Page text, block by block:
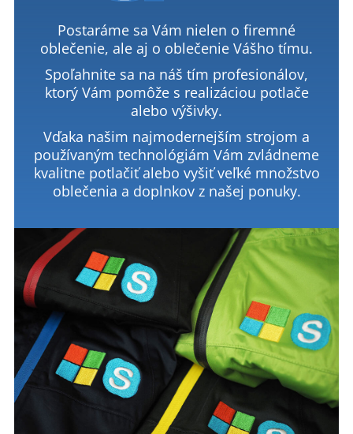
Postaráme sa Vám nielen o firemné
oblečenie, ale aj o oblečenie Vášho tímu.
Spoľahnite sa na náš tím profesionálov,
ktorý Vám pomôže s realizáciou potlače
alebo výšivky.
Vďaka našim najmodernejším strojom a
používaným technológiám Vám zvládneme
kvalitne potlačiť alebo vyšiť veľké množstvo
oblečenia a doplnkov z našej ponuky.